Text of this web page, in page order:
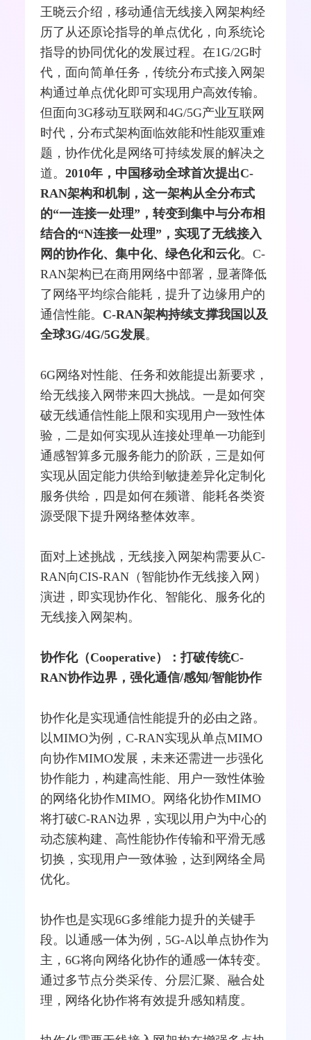
王晓云介绍，移动通信无线接入网架构经
历了从还原论指导的单点优化，向系统论
指导的协同优化的发展过程。在1G/2G时
代，面向简单任务，传统分布式接入网架
构通过单点优化即可实现用户高效传输。
但面向3G移动互联网和4G/5G产业互联网
时代，分布式架构面临效能和性能双重难
题，协作优化是 网络可持续发展的解决之
道。2010年，中国移动全球首次提出C-
RAN架构和机制，这一架构从全分布式
的“一连接一处理”，转变到集中与分布相
结合的“N连接一处理”，实现了无线接入
网的协作化、集中化、绿色化和云化。C-
RAN架构已在商用网络中部署，显著降低
了网络平均综合能耗，提升了边缘用户的
通信性能。 C-RAN架构持续支撑我国以及
全球3G/4G/5G发展。
6G网络对性能、任务和效能提出新要求，
给无线接入网带来四大挑战。一是如何突
破无线通信性能上限和实现用户一致性体
验，二是如何实现从连接处理单一功能到
通感智算多元服务能力的阶跃，三是如何
实现从固定能力供给到敏捷差异化定制化
服务供给，四是如何在频谱、能耗各类资
源受限下提升网络整体效率。
面对上述挑战，无线接入网架构需要从C-
RAN向CIS-RAN（智能协作无线接入网）
演进，即实现协作化、智能化、服务化的
无线接入网架构。
协作化（Cooperative）：打破传统C-
RAN协作边界，强化通信/感知/智能协作
协作化是实现通信性能提升的必由之路。
以MIMO为例，C-RAN实现从单点MIMO
向协作MIMO发展，未来还需进一步强化
协作能力，构建高性能、用户一致性体验
的网络化协作MIMO。网络化协作MIMO
将打破C-RAN边界，实现以用户为中心的
动态簇构建、高性能协作传输和平滑无感
切换，实现用户一致体验，达到网络全局
优化。
协作也是实现6G多维能力提升的关键手
段。以通感一体为例，5G-A以单点协作为
主，6G将向网络化协作的通感一体转变。
通过多节点分类采传、分层汇聚、融合处
理，网络化协作将有效提升感知精度。